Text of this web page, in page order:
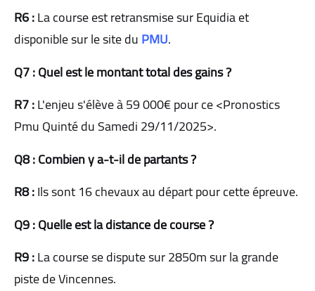
R6 :La course est retransmise sur Equidia et
disponible sur le site duPMU.
Q7 : Quel est le montant total des gains ?
R7 :L'enjeu s'élève à 59 000€ pour ce <Pronostics
Pmu Quinté du Samedi 29/11/2025>.
Q8 : Combien y a-t-il de partants ?
R8 :Ils sont 16 chevaux au départ pour cette épreuve.
Q9 : Quelle est la distance de course ?
R9 :La course se dispute sur 2850m sur la grande
piste de Vincennes.